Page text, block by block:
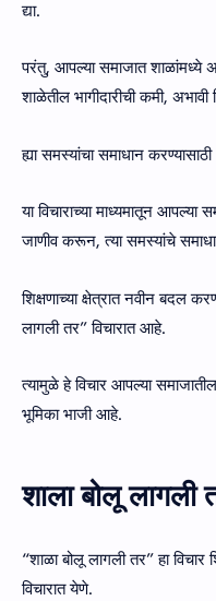
द्या.
परंतु, आपल्या समाजात
शाळेतील भागीदारीची कमी, अभावी
ह्या समस्यांचा समाधान
या विचाराच्या माध्यमातून आपल्या
जाणीव करून, त्या समस्यांचे
शिक्षणाच्या क्षेत्रात नवीन बदल
लागली तर” विचारात आहे.
त्यामुळे हे विचार आपल्या समाजातील
भूमिका भाजी आहे.
शाला बोलू
“शाळा बोलू लागली तर” हा विचार
विचारात येणे.